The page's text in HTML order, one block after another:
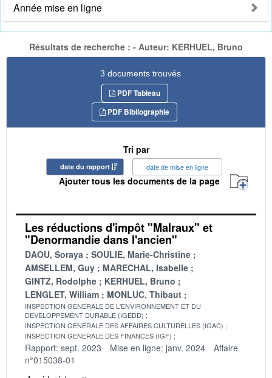
Année mise en ligne
Résultats de recherche : - Auteur: KERHUEL, Bruno
3 documents trouvés
PDF Tableau
PDF Bibliographie
Tri par
date du rapport date de mise en ligne
Ajouter tous les documents de la page
Les réductions d'impôt "Malraux" et
"Denormandie dans l'ancien"
DAOU, Soraya
SOULIE, Marie-Christine
AMSELLEM, Guy
MARECHAL, Isabelle
GINTZ, Rodolphe
KERHUEL, Bruno
LENGLET, William
MONLUC, Thibaut
INSPECTION GENERALE DE L'ENVIRONNEMENT ET DU
DEVELOPPEMENT DURABLE (IGEDD)
INSPECTION GENERALE DES AFFAIRES CULTURELLES (IGAC)
INSPECTION GENERALE DES FINANCES (IGF)
Rapport: sept. 2023 Mise en ligne: janv. 2024
Affaire
n°015038-01